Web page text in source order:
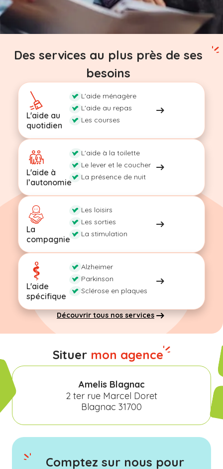
Des services au plus près de ses
besoins
L'aide au
quotidien
L'aide ménagère
L'aide au repas
Les courses
L'aide à
l’autonomie
L'aide à la toilette
Le lever et le coucher
La présence de nuit
La
compagnie
Les loisirs
Les sorties
La stimulation
L'aide
spécifique
Alzheimer
Parkinson
Sclérose en plaques
Découvrir tous nos services
Situer mon agence
Amelis Blagnac
2 ter rue Marcel Doret
Blagnac 31700
Comptez sur nous pour